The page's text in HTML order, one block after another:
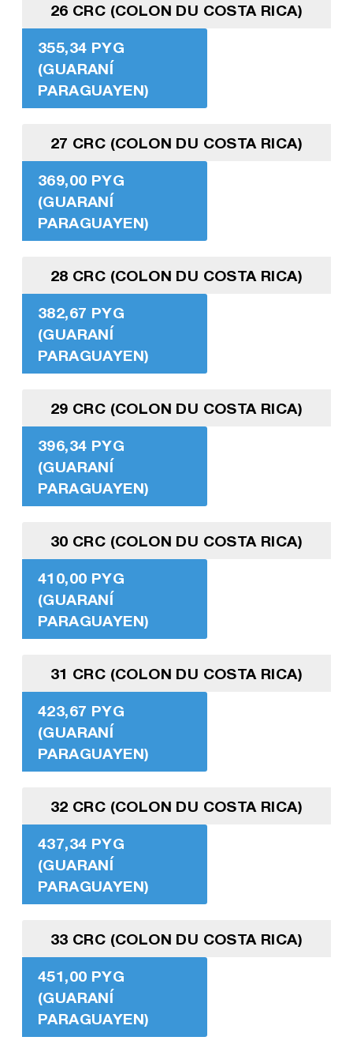
26 CRC (COLON DU COSTA RICA)
355,34 PYG
(GUARANÍ
PARAGUAYEN)
27 CRC (COLON DU COSTA RICA)
369,00 PYG
(GUARANÍ
PARAGUAYEN)
28 CRC (COLON DU COSTA RICA)
382,67 PYG
(GUARANÍ
PARAGUAYEN)
29 CRC (COLON DU COSTA RICA)
396,34 PYG
(GUARANÍ
PARAGUAYEN)
30 CRC (COLON DU COSTA RICA)
410,00 PYG
(GUARANÍ
PARAGUAYEN)
31 CRC (COLON DU COSTA RICA)
423,67 PYG
(GUARANÍ
PARAGUAYEN)
32 CRC (COLON DU COSTA RICA)
437,34 PYG
(GUARANÍ
PARAGUAYEN)
33 CRC (COLON DU COSTA RICA)
451,00 PYG
(GUARANÍ
PARAGUAYEN)